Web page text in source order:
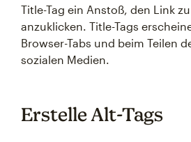
Title-Tag ein Anstoß, den Link
anzuklicken. Title-Tags
Browser-Tabs und beim Teilen
sozialen Medien.
Erstelle Alt-Tags